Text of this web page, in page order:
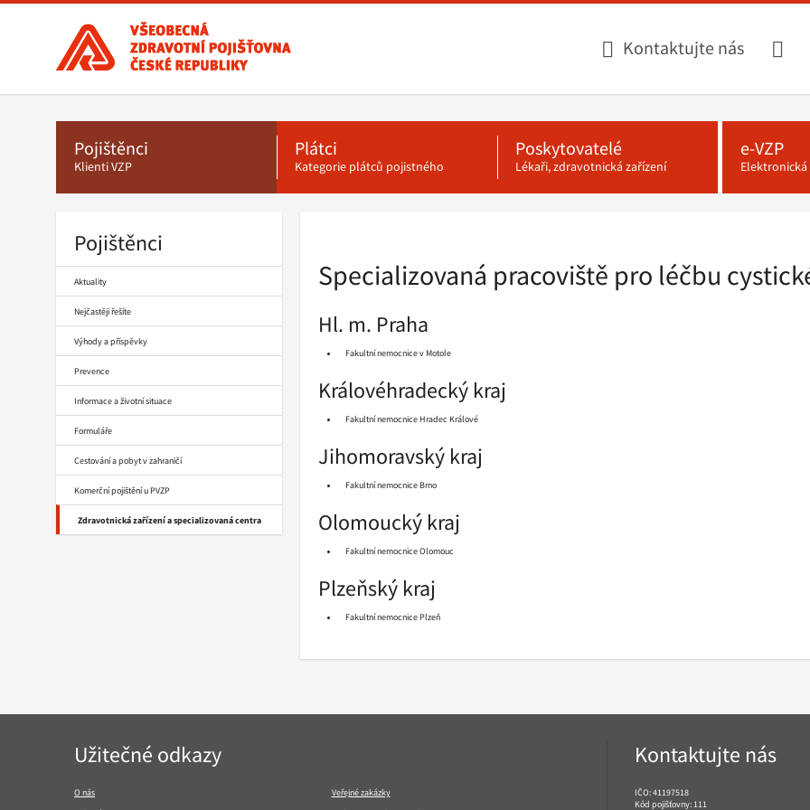
Všeobecná
zdravotní
pojišťovna
ČR,
hlavní
stránka
Kontaktujte nás
Pojištěnci
Klienti VZP
Plátci
Kategorie plátců pojistného
Poskytovatelé
Lékaři, zdravotnická zařízení
e-VZP
Pojištěnci
Aktuality
Nejčastěji řešíte
Výhody a příspěvky
Prevence
Informace a životní situace
Formuláře
Cestování a pobyt v zahraničí
Komerční pojištění u PVZP
Zdravotnická zařízení a specializovaná centra
Specializovaná pracoviště pro léčbu
Hl. m. Praha
Fakultní nemocnice v Motole
Královéhradecký kraj
Fakultní nemocnice Hradec Králové
Jihomoravský kraj
Fakultní nemocnice Brno
Olomoucký kraj
Fakultní nemocnice Olomouc
Plzeňský kraj
Fakultní nemocnice Plzeň
Navigace
Užitečné odkazy
O nás
Veřejné zakázky
Kontaktujte nás
IČO: 41197518
Kód pojišťovny: 111